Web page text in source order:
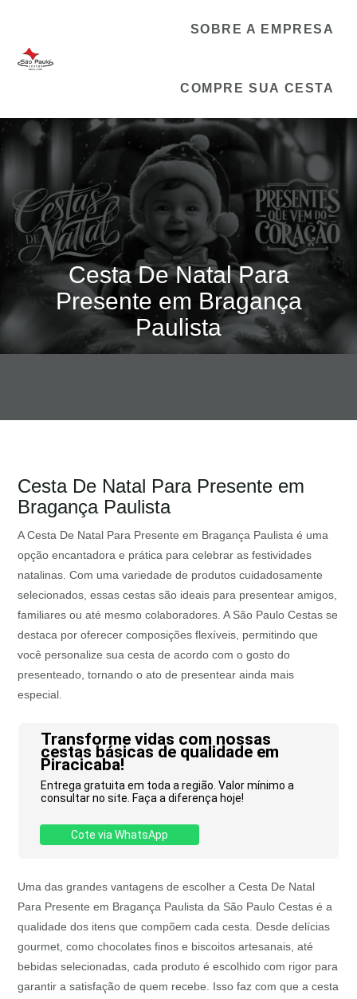
SOBRE A EMPRESA
COMPRE SUA CESTA
Cesta De Natal Para
Presente em Bragança
Paulista
Cesta De Natal Para Presente em
Bragança Paulista
A Cesta De Natal Para Presente em Bragança Paulista é uma
opção encantadora e prática para celebrar as festividades
natalinas. Com uma variedade de produtos cuidadosamente
selecionados, essas cestas são ideais para presentear amigos,
familiares ou até mesmo colaboradores. A São Paulo Cestas se
destaca por oferecer composições flexíveis, permitindo que
você personalize sua cesta de acordo com o gosto do
presenteado, tornando o ato de presentear ainda mais
especial.
Transforme vidas com nossas
cestas básicas de qualidade em
Piracicaba!
Entrega gratuita em toda a região. Valor mínimo a
consultar no site. Faça a diferença hoje!
Cote via WhatsApp
Uma das grandes vantagens de escolher a Cesta De Natal
Para Presente em Bragança Paulista da São Paulo Cestas é a
qualidade dos itens que compõem cada cesta. Desde delícias
gourmet, como chocolates finos e biscoitos artesanais, até
bebidas selecionadas, cada produto é escolhido com rigor para
garantir a satisfação de quem recebe. Isso faz com que a cesta